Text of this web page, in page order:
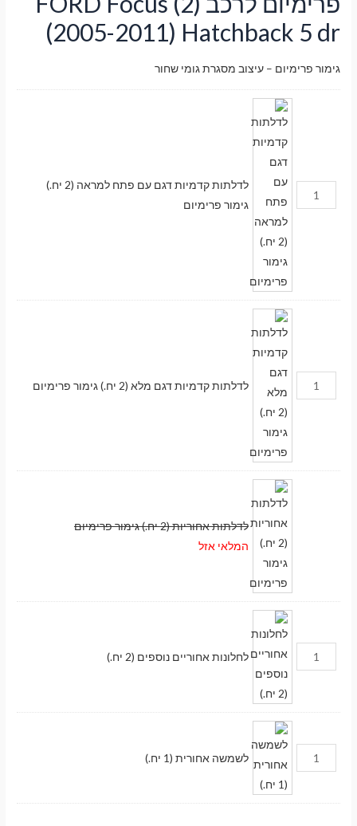
(2005-2011) Hatchback 5 dr
גימור פרימיום – עיצוב מסגרת גומי שחור
לדלתות קדמיות דגם עם פתח למראה (2 יח.)
גימור פרימיום
לדלתות קדמיות דגם מלא (2 יח.) גימור פרימיום
לדלתות אחוריות (2 יח.) גימור פרימיום
המלאי אזל
לחלונות אחוריים נוספים (2 יח.)
לשמשה אחורית (1 יח.)
מעבר לסל הקניות